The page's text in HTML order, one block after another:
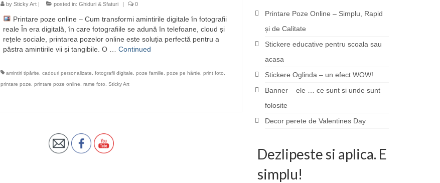
by Sticky Art| posted in: Ghiduri & Sfaturi | 0
Printare poze online – Cum transformi amintirile digitale în fotografii
reale În era digitală, în care fotografiile se adună în telefoane, cloud și
rețele sociale, printarea pozelor online este soluția perfectă pentru a
păstra amintirile vii și tangibile. O … Continued
amintiri tipărite cadouri personalizate fotografii digitale poze familie poze pe hârtie print foto
printare poze
printare poze online rame foto Sticky Art
Printare Poze Online – Simplu, Rapid
și de Calitate
Stickere educative pentru scoala sau
acasa
Stickere Oglinda – un efect WOW!
Banner – ele … ce sunt si unde sunt
folosite
Decor perete de Valentines Day
Dezlipeste si aplica. E
simplu!